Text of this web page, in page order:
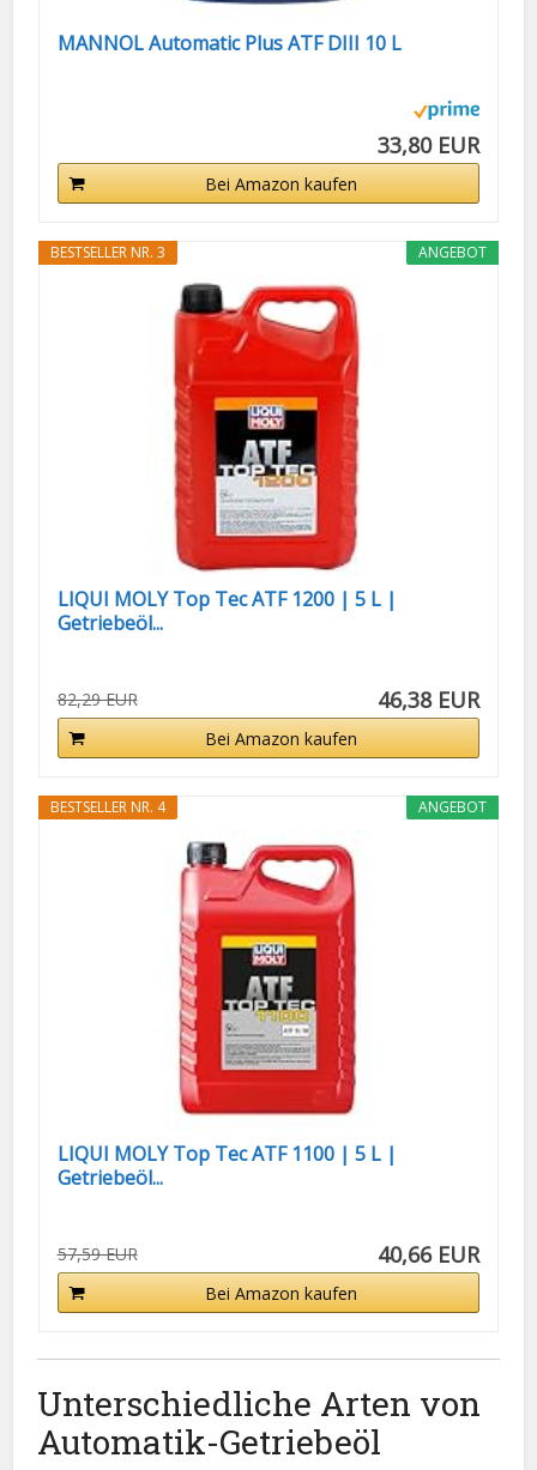
MANNOL Automatic Plus ATF DIII 10 L
33,80 EUR
Bei Amazon kaufen
ANGEBOT
BESTSELLER NR. 3
LIQUI MOLY Top Tec ATF 1200 | 5 L |
Getriebeöl...
82,29 EUR 46,38 EUR
Bei Amazon kaufen
ANGEBOT
BESTSELLER NR. 4
LIQUI MOLY Top Tec ATF 1100 | 5 L |
Getriebeöl...
57,59 EUR 40,66 EUR
Bei Amazon kaufen
Unterschiedliche Arten von
Automatik-Getriebeöl